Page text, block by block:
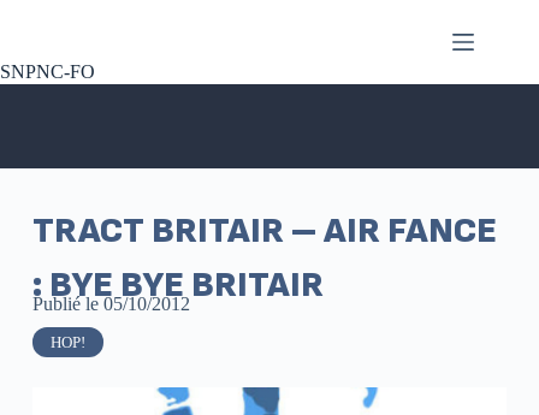
SNPNC-FO
TRACT BRITAIR – AIR FANCE
: BYE BYE BRITAIR
Publié le 05/10/2012
HOP!